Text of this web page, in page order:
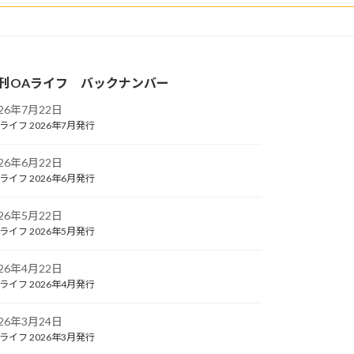
OAライフ バックナンバー
年7月22日
イフ 2026年7月発行
年6月22日
イフ 2026年6月発行
年5月22日
イフ 2026年5月発行
年4月22日
イフ 2026年4月発行
年3月24日
イフ 2026年3月発行